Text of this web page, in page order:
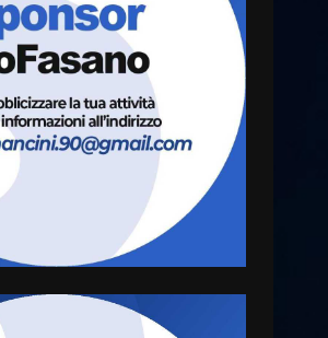
6 Agosto 2026 18:13
Carta d’identità: continua il
piano di aperture
straordinarie del Comune di
Fasano
6 Agosto 2026 14:16
Grazia Neglia, coordinatrice
cittadina di Fratelli d’Italia,
pronta a tornare in Consiglio
6 Agosto 2026 08:00